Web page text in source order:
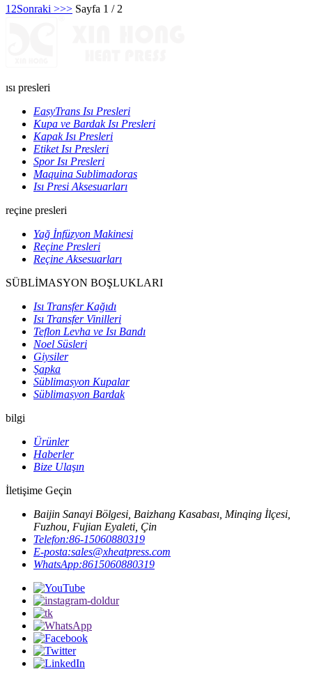
1 2Sonraki >>> Sayfa 1 / 2
ısı presleri
EasyTrans Isı Presleri
Kupa ve Bardak Isı Presleri
Kapak Isı Presleri
Etiket Isı Presleri
Spor Isı Presleri
Maquina Sublimadoras
Isı Presi Aksesuarları
reçine presleri
Yağ İnfüzyon Makinesi
Reçine Presleri
Reçine Aksesuarları
SÜBLİMASYON BOŞLUKLARI
Isı Transfer Kağıdı
Isı Transfer Vinilleri
Teflon Levha ve Isı Bandı
Noel Süsleri
Giysiler
Şapka
Süblimasyon Kupalar
Süblimasyon Bardak
bilgi
Ürünler
Haberler
Bize Ulaşın
İletişime Geçin
Baijin Sanayi Bölgesi, Baizhang Kasabası, Minqing İlçesi,
Fuzhou, Fujian Eyaleti, Çin
Telefon:86-15060880319
E-posta:sales@xheatpress.com
WhatsApp:8615060880319